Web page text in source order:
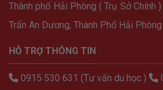
Thành phố Hải Phòng ( Trụ Sở Chính )
Trấn An Dương, Thành Phố Hải Phòng
HỖ TRỢ THÔNG TIN
0915 530 631 (Tư vấn du học )